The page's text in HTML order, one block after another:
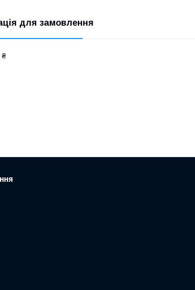
для замовлення
₴